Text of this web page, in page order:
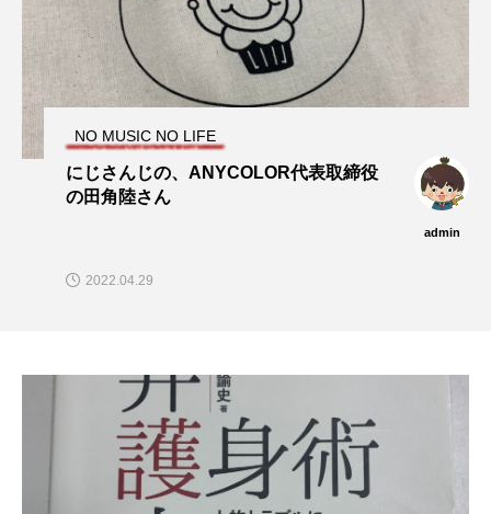
NO MUSIC NO LIFE
にじさんじの、ANYCOLOR代表取締役
の田角陸さん
admin
2022.04.29